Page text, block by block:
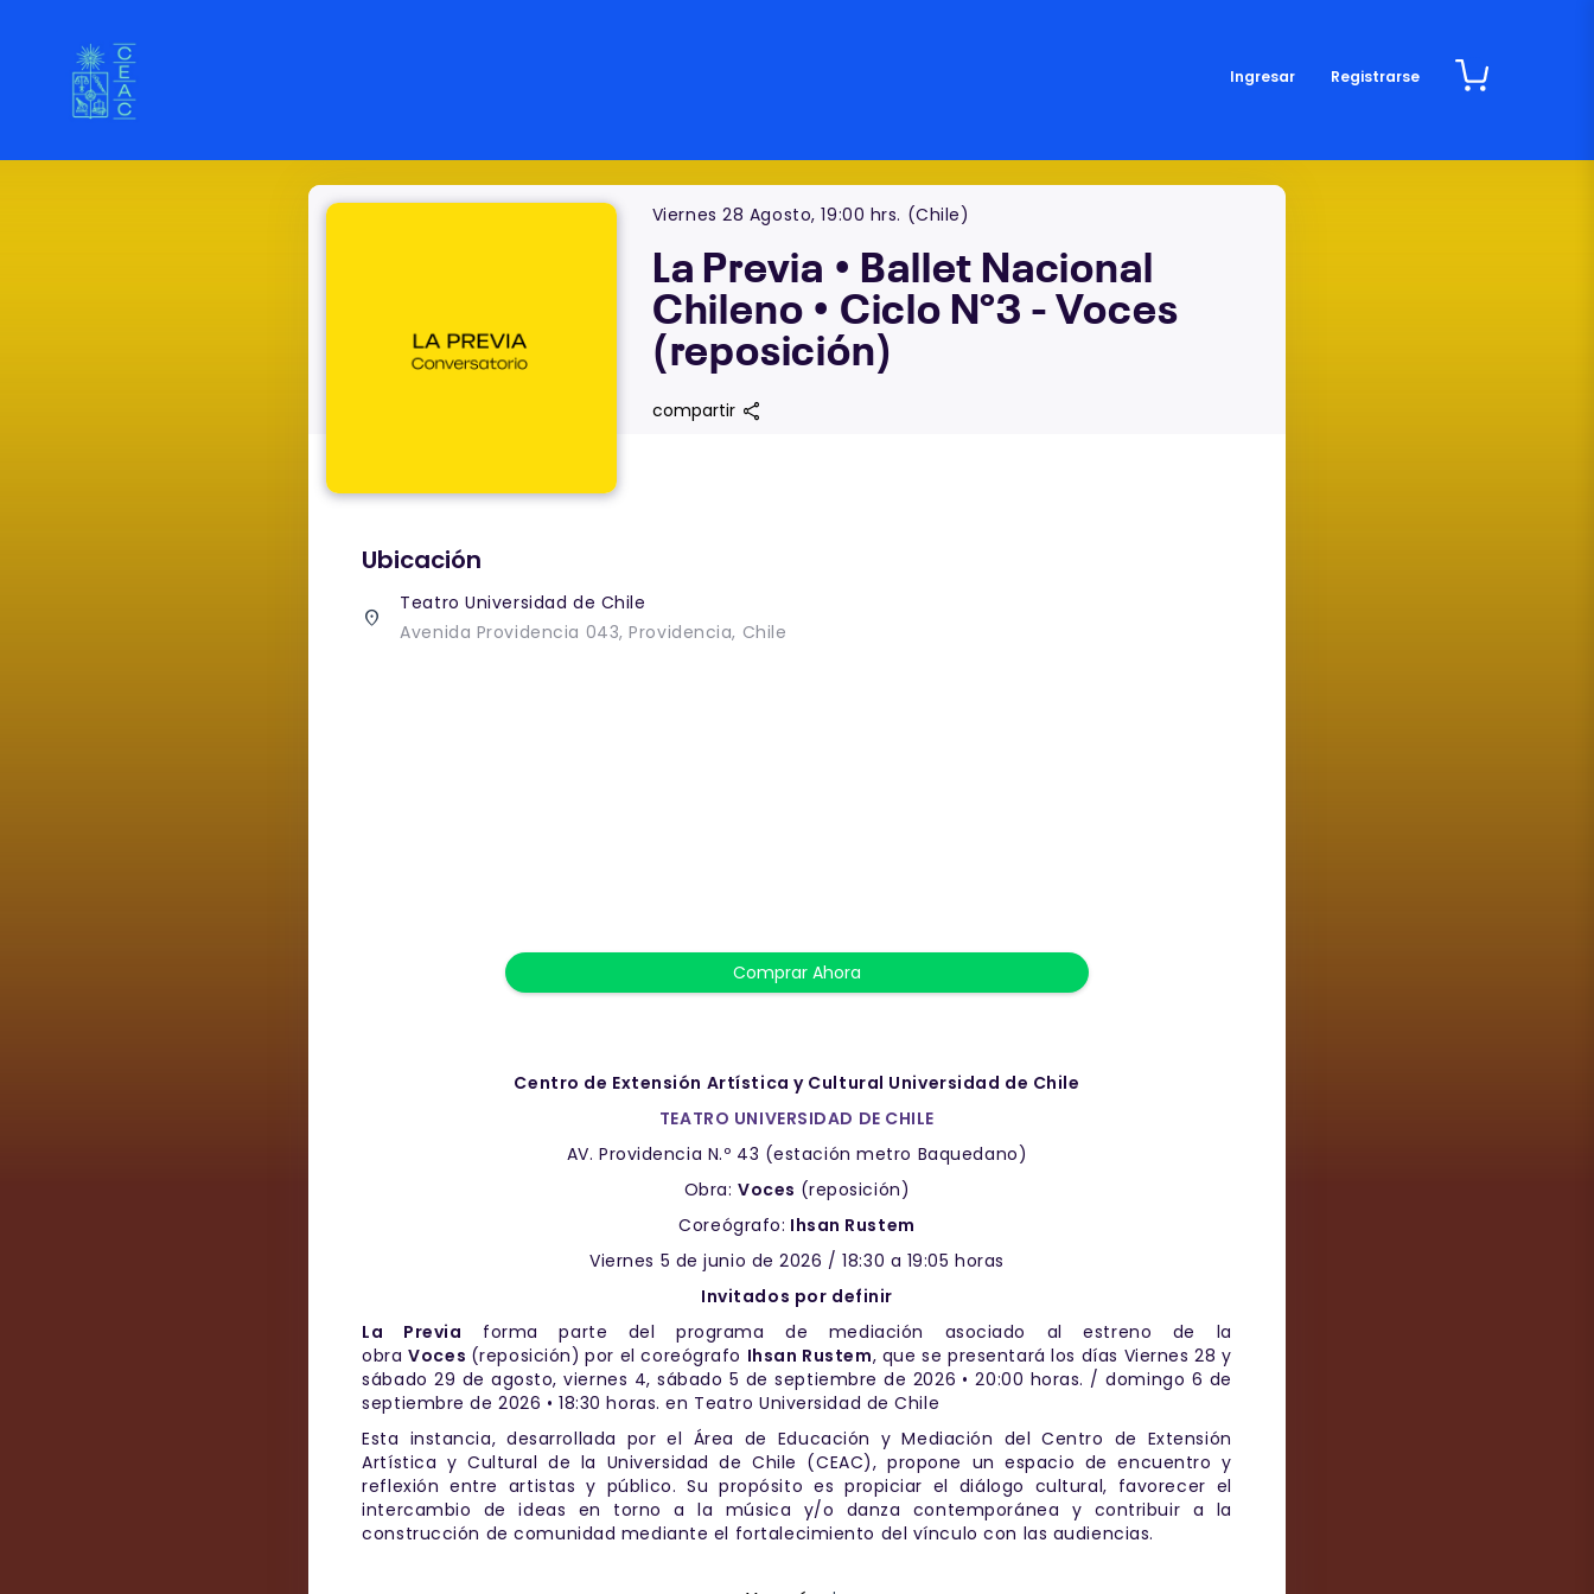
Ingresar Registrarse
Viernes 28 Agosto, 19:00 hrs. (Chile)
La Previa • Ballet Nacional
Chileno • Ciclo N°3 - Voces
(reposición)
compartir share
Ubicación
place
Teatro Universidad de Chile
Avenida Providencia 043, Providencia, Chile
Comprar Ahora
Centro de Extensión Artística y Cultural Universidad de Chile
TEATRO UNIVERSIDAD DE CHILE
AV. Providencia N.º 43 (estación metro Baquedano)
Obra: Voces (reposición)
Coreógrafo: Ihsan Rustem
Viernes 5 de junio de 2026 / 18:30 a 19:05 horas
Invitados por definir
La Previa forma parte del programa de mediación asociado al estreno de la
obra Voces (reposición) por el coreógrafo Ihsan Rustem, que se presentará los días Viernes 28 y
sábado 29 de agosto, viernes 4, sábado 5 de septiembre de 2026 • 20:00 horas. / domingo 6 de
septiembre de 2026 • 18:30 horas. en Teatro Universidad de Chile
Esta instancia, desarrollada por el Área de Educación y Mediación del Centro de Extensión
Artística y Cultural de la Universidad de Chile (CEAC), propone un espacio de encuentro y
reflexión entre artistas y público. Su propósito es propiciar el diálogo cultural, favorecer el
intercambio de ideas en torno a la música y/o danza contemporánea y contribuir a la
construcción de comunidad mediante el fortalecimiento del vínculo con las audiencias.